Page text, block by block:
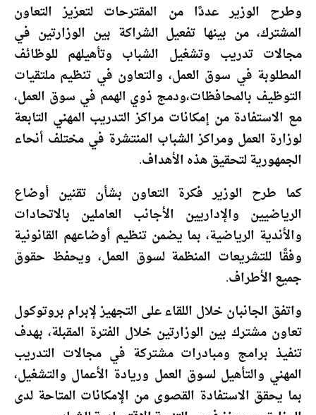
وطرح الوزير عددًا من المقترحات لتعزيز التعاون
المشترك، من بينها تفعيل الشراكة بين الوزارتين في
مجالات تدريب وتشغيل الشباب وتأهيلهم للوظائف
المطلوبة في سوق العمل، والتعاون في تنظيم ملتقيات
التوظيف بالمحافظات،ودمج ذوي الهمم في سوق العمل،
مع الاستفادة من إمكانات مراكز التدريب المهني التابعة
لوزارة العمل ومراكز الشباب المنتشرة في مختلف أنحاء
الجمهورية لتحقيق هذه الأهداف.
كما طرح الوزير فكرة التعاون بشأن تقنين أوضاع
الرياضيين والإداريين الأجانب العاملين بالاتحادات
والأندية الرياضية، بما يضمن تنظيم أوضاعهم القانونية
وفقًا للتشريعات المنظمة لسوق العمل، ويحفظ حقوق
جميع الأطراف.
واتفق الجانبان خلال اللقاء على التجهيز لإبرام بروتوكول
تعاون مشترك بين الوزارتين خلال الفترة المقبلة، بهدف
تنفيذ برامج ومبادرات مشتركة في مجالات التدريب
المهني والتأهيل لسوق العمل وريادة الأعمال والتشغيل،
بما يحقق الاستفادة القصوى من الإمكانات المتاحة لدى